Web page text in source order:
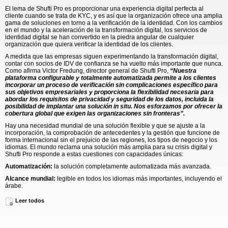
El lema de Shufti Pro es proporcionar una experiencia digital perfecta al
cliente cuando se trata de KYC, y es así que la organización ofrece una amplia
gama de soluciones en torno a la verificación de la identidad. Con los cambios
en el mundo y la aceleración de la transformación digital, los servicios de
identidad digital se han convertido en la piedra angular de cualquier
organización que quiera verificar la identidad de los clientes.
A medida que las empresas siguen experimentando la transformación digital,
contar con socios de IDV de confianza se ha vuelto más importante que nunca.
Como afirma Victor Fredung, director general de Shufti Pro, “Nuestra
plataforma configurable y totalmente automatizada permite a los clientes
incorporar un proceso de verificación sin complicaciones específico para
sus objetivos empresariales y proporciona la flexibilidad necesaria para
abordar los requisitos de privacidad y seguridad de los datos, incluida la
posibilidad de implantar una solución in situ. Nos esforzamos por ofrecer la
cobertura global que exigen las organizaciones sin fronteras”.
Hay una necesidad mundial de una solución flexible y que se ajuste a la
incorporación, la comprobación de antecedentes y la gestión que funcione de
forma internacional sin el prejuicio de las regiones, los tipos de negocio y los
idiomas. El mundo reclama una solución más amplia para su crisis digital y
Shufti Pro responde a estas cuestiones con capacidades únicas:
Automatización: la solución completamente automatizada más avanzada.
Alcance mundial: legible en todos los idiomas más importantes, incluyendo el
árabe.
Configurabley altamente personalizable al tiempo que se especializa en
requisitos únicos. Nuestra solución puede instalarse in situ, lo que supone una
Leer todos